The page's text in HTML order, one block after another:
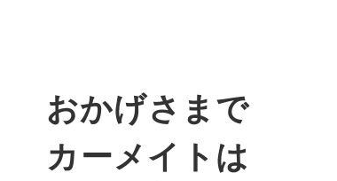
おかげさまで
カーメイトは